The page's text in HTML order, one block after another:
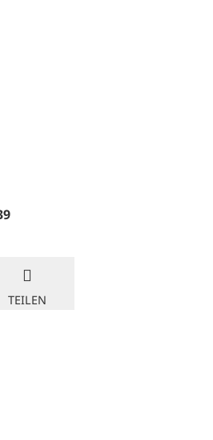
TEILEN